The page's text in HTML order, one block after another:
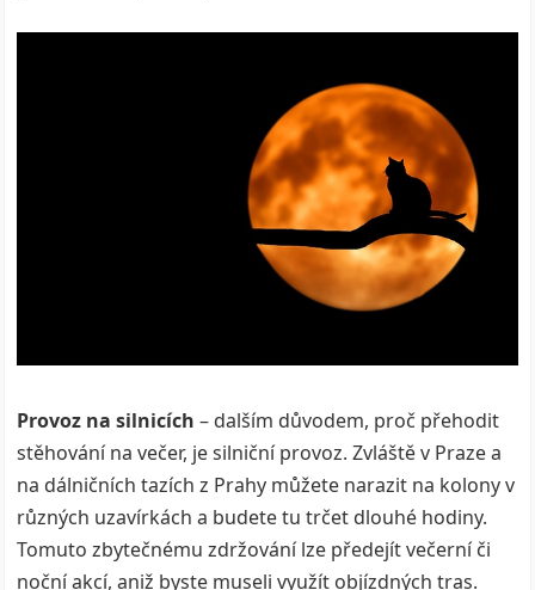
Provoz na silnicích– dalším důvodem, proč přehodit
stěhování na večer, je silniční provoz. Zvláště v Praze a
na dálničních tazích z Prahy můžete narazit na kolony v
různých uzavírkách a budete tu trčet dlouhé hodiny.
Tomuto zbytečnému zdržování lze předejít večerní či
noční akcí, aniž byste museli využít objízdných tras.